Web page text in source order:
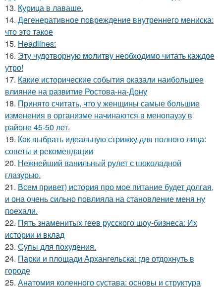
13. Курица в лаваше.
14. Дегенеративное повреждение внутреннего мениска:
что это такое
15. Headlines:
16. Эту чудотворную молитву необходимо читать каждое
утро!
17. Какие исторические события оказали наибольшее
влияние на развитие Ростова-на-Дону
18. Принято считать, что у женщины самые большие
изменения в организме начинаются в менопаузу в
районе 45-50 лет.
19. Как выбрать идеальную стрижку для полного лица:
советы и рекомендации
20. Нежнейший ванильный рулет с шоколадной
глазурью.
21. Всем привет) история про мое питание будет долгая,
и она очень сильно повлияла на становление меня ну
поехали.
22. Пять знаменитых геев русского шоу-бизнеса: Их
истории и вклад
23. Супы для похудения.
24. Парки и площади Архангельска: где отдохнуть в
городе
25. Анатомия коленного сустава: основы и структура